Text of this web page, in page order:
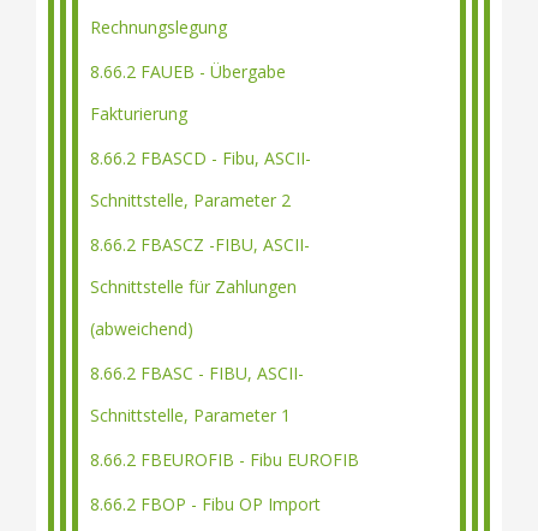
Rechnungslegung
8.66.2 FAUEB - Übergabe
Fakturierung
8.66.2 FBASCD - Fibu, ASCII-
Schnittstelle, Parameter 2
8.66.2 FBASCZ -FIBU, ASCII-
Schnittstelle für Zahlungen
(abweichend)
8.66.2 FBASC - FIBU, ASCII-
Schnittstelle, Parameter 1
8.66.2 FBEUROFIB - Fibu EUROFIB
8.66.2 FBOP - Fibu OP Import